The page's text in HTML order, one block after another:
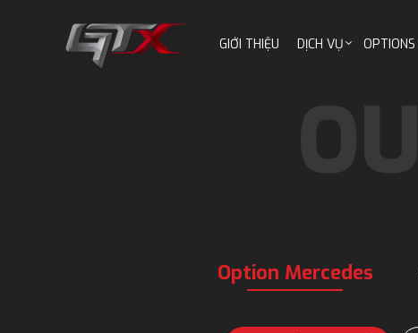
GIỚI THIỆU DỊCH VỤ OPTIONS
Option Mercedes